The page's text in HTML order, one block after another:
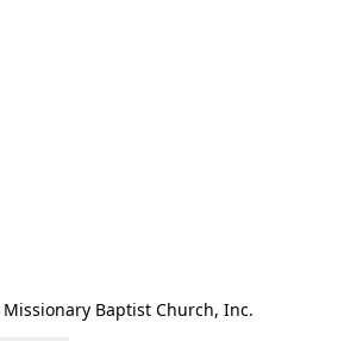
Baptist Church, Inc.